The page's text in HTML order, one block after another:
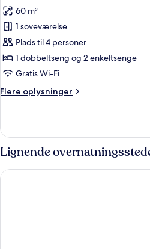
af
Familieværelse
60 m²
1 soveværelse
Plads til 4 personer
1 dobbeltseng og 2 enkeltsenge
Gratis Wi-Fi
Flere oplysninger
Flere
Lignende
Swandor Hotels & Resort Topkapi